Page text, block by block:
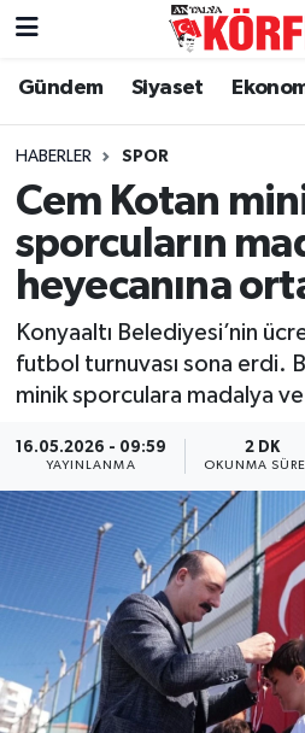
Gündem Siyaset
HABERLER SPOR
Cem Kotan
sporcuların
heyecanına
Konyaaltı Belediyesi’nin
futbol turnuvası sona erdi.
minik sporculara madalya
16.05.2026 - 09:59
YAYINLANMA
2 DK
OKUNMA
Gündem
Siyaset
Yerel Yönetim
Ekonomi
Spor
Yaşam
Asayiş
Dünya
Eğitim
Sağlık
Magazin
Nöbetçi Eczaneler
Hava Durumu
Trafik Durumu
Süper Lig Puan Durumu
Tüm Manşetler
Son Dakika Haberleri
Haber Arşivi